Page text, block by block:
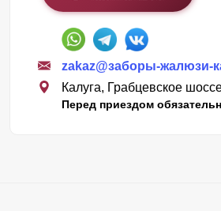
zakaz@заборы-жалюзи-
Калуга, Грабцевское
Перед приездом